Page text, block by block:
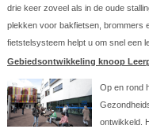
drie keer zoveel als in de oude
plekken voor bakfietsen, brommers
fietstelsysteem helpt u om snel een
Gebiedsontwikkeling knoop
Op en rond
ontwikkeld.